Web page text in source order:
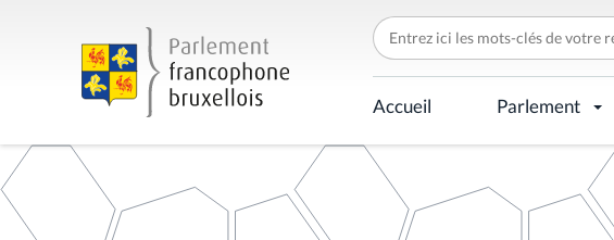
C
h
e
r
c
h
r
p
Accueil Parlement